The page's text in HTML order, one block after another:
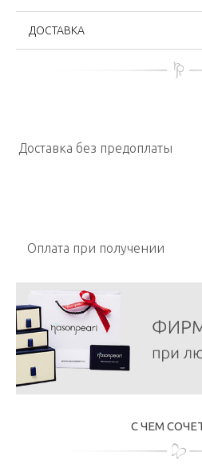
ДОСТАВКА
Доставка без предоплаты
Оплата при получении
С ЧЕМ